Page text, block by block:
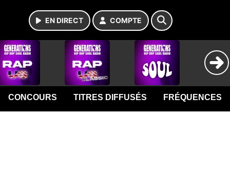
EN DIRECT COMPTE
CONCOURS TITRES DIFFUSÉS FRÉQUENCES